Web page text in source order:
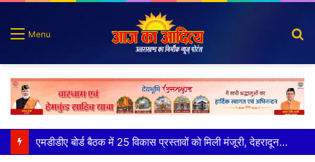
Menu
मुख्य सचिव ने अंडरग्राउंड विद्युत लाइन परियोजना का प्रस्ताव तैयार करने के दिये निर्देश